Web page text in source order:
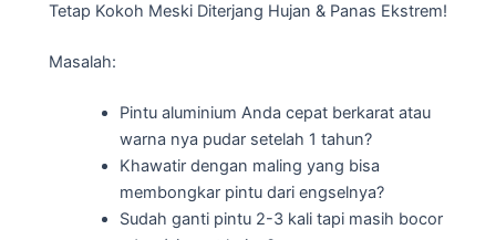
Tetap Kokoh Meski Diterjang Hujan & Panas Ekstrem!
Masalah:
Pintu aluminium Anda cepat berkarat atau
warna nya pudar setelah 1 tahun?
Khawatir dengan maling yang bisa
membongkar pintu dari engselnya?
Sudah ganti pintu 2-3 kali tapi masih bocor